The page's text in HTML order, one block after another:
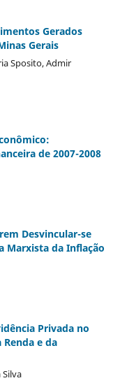
Gerados
Gerais
Sposito, Admir
de 2007-2008
Desvincular-se
Marxista da Inflação
Privada no
e da